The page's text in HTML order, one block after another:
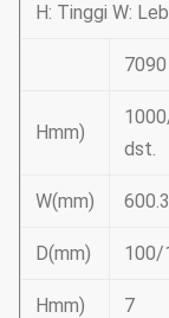
H: Tinggi W:
7090
Hmm)
dst.
W(mm)
D(mm) 100/
Hmm) 7